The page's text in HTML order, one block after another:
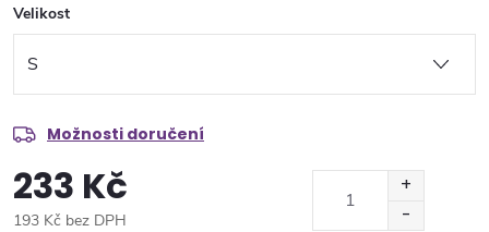
Velikost
Možnosti doručení
233 Kč
193 Kč bez DPH